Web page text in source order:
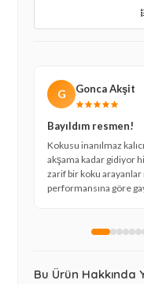
G Gonca Akşit
Bayıldım resmen!
Kokusu inanılmaz
akşama kadar gidiyor
zarif bir koku arayanlar
performansına göre
Bu Ürün Hakkında